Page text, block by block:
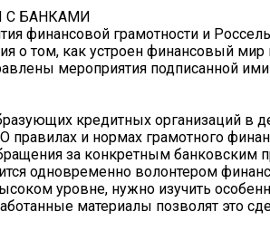
С БАНКАМИ
финансовой грамотности и
о том, как устроен финансовый мир
мероприятия подписанной
кредитных организаций в
правилах и нормах грамотного
за конкретным банковским
одновременно волонтером
уровне, нужно изучить
материалы позволят это